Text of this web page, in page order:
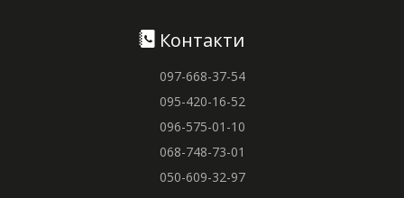
Контакти
097-668-37-54
095-420-16-52
096-575-01-10
068-748-73-01
050-609-32-97